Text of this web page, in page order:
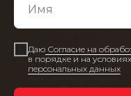
Даю Согласие на
в порядке и на
персональных данных